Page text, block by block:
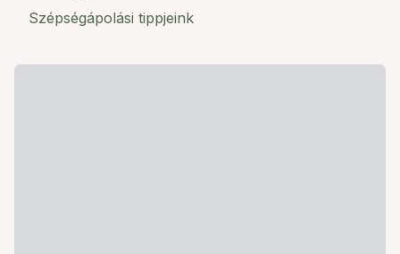
Szépségápolási tippjeink